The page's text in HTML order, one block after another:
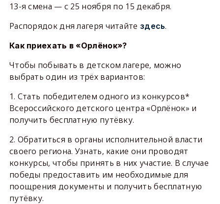
13-я смена — с 25 ноября по 15 декабря.
Распорядок дня лагеря читайте здесь.
Как приехать в «Орлёнок»?
Чтобы побывать в детском лагере, можно
выбрать один из трёх вариантов:
1. Стать победителем одного из конкурсов*
Всероссийского детского центра «Орлёнок» и
получить бесплатную путёвку.
2. Обратиться в органы исполнительной власти
своего региона. Узнать, какие они проводят
конкурсы, чтобы принять в них участие. В случае
победы предоставить им необходимые для
поощрения документы и получить бесплатную
путёвку.